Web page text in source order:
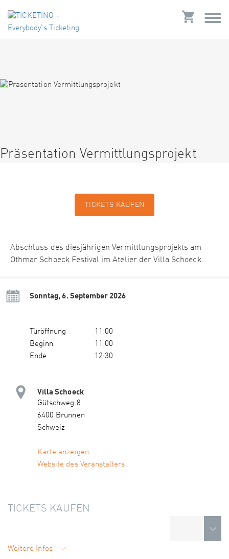
Präsentation Vermittlungsprojekt
TICKETS KAUFEN
Abschluss des diesjährigen Vermittlungsprojekts am
Othmar Schoeck Festival im Atelier der Villa Schoeck.
Sonntag, 6. September 2026
Türöffnung
11:00
Beginn
11:00
Ende
12:30
Villa Schoeck
Gütschweg 8
6400 Brunnen
Schweiz
Karte anzeigen
Website des Veranstalters
TICKETS KAUFEN
Weitere Infos